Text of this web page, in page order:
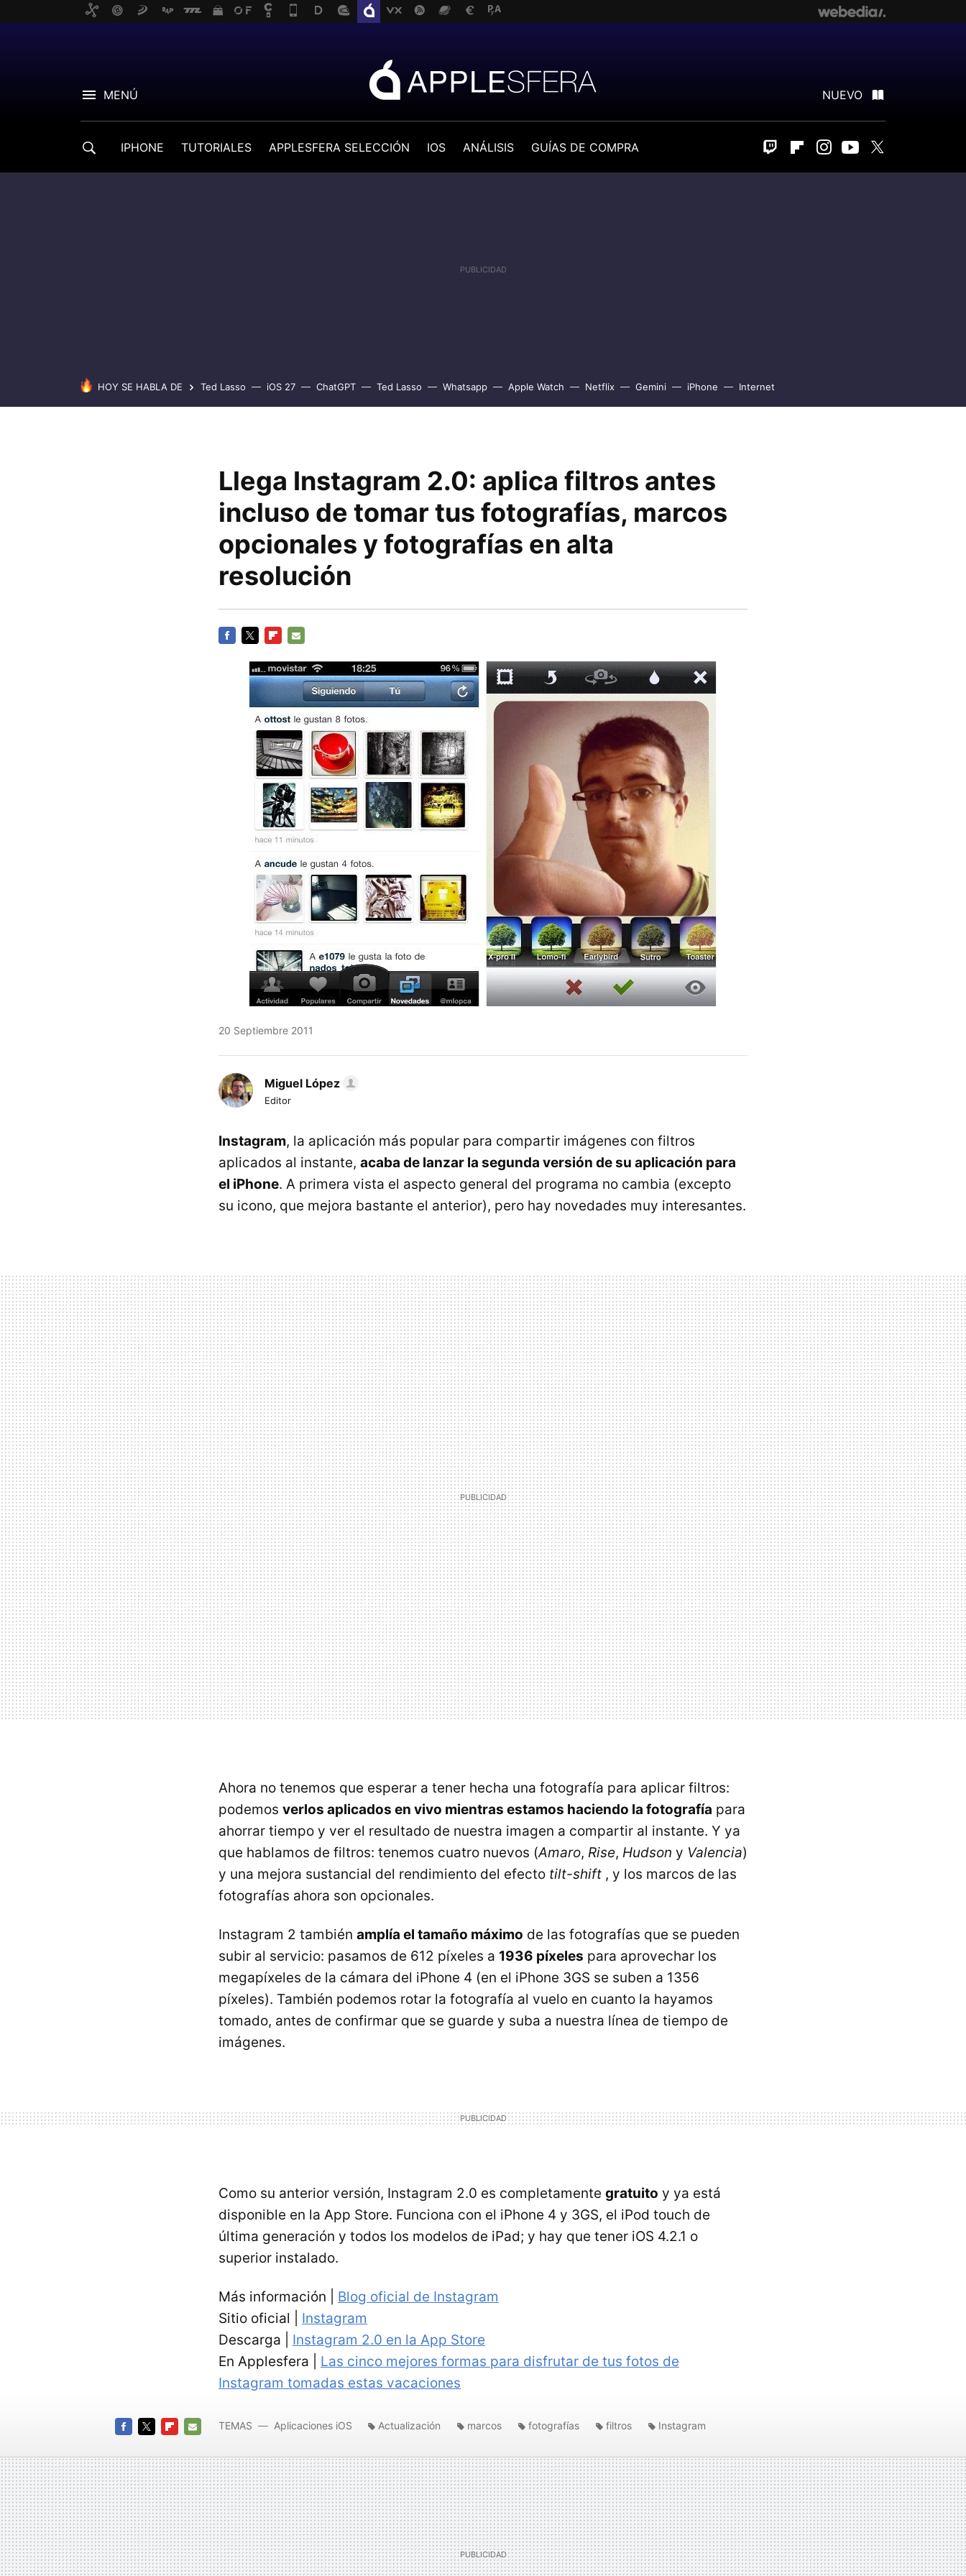
MENÚ NUEVO
IPHONE TUTORIALES APPLESFERA SELECCIÓN IOS ANÁLISIS GUÍAS DE COMPRA Twitch FlipboardInstagram
Youtube
HOY SE HABLA DE Ted Lasso iOS 27 ChatGPT Ted Lasso Whatsapp Apple Watch Netflix Gemini iPhone Internet
Llega Instagram 2.0: aplica filtros antes
incluso de tomar tus fotografías, marcos
opcionales y fotografías en alta
resolución
MAIL
20 Septiembre 2011
Miguel López
Editor
Instagram, la aplicación más popular para compartir imágenes con filtros
aplicados al instante, acaba de lanzar la segunda versión de su aplicación para
el iPhone. A primera vista el aspecto general del programa no cambia (excepto
su icono, que mejora bastante el anterior), pero hay novedades muy interesantes.
Ahora no tenemos que esperar a tener hecha una fotografía para aplicar filtros:
podemos verlos aplicados en vivo mientras estamos haciendo la fotografía para
ahorrar tiempo y ver el resultado de nuestra imagen a compartir al instante. Y ya
que hablamos de filtros: tenemos cuatro nuevos (Amaro, Rise, Hudson y Valencia)
y una mejora sustancial del rendimiento del efecto tilt-shift , y los marcos de las
fotografías ahora son opcionales.
Instagram 2 también amplía el tamaño máximo de las fotografías que se pueden
subir al servicio: pasamos de 612 píxeles a 1936 píxeles para aprovechar los
megapíxeles de la cámara del iPhone 4 (en el iPhone 3GS se suben a 1356
píxeles). También podemos rotar la fotografía al vuelo en cuanto la hayamos
tomado, antes de confirmar que se guarde y suba a nuestra línea de tiempo de
imágenes.
Como su anterior versión, Instagram 2.0 es completamente gratuito y ya está
disponible en la App Store. Funciona con el iPhone 4 y 3GS, el iPod touch de
última generación y todos los modelos de iPad; y hay que tener iOS 4.2.1 o
superior instalado.
Más información | Blog oficial de Instagram
Sitio oficial | Instagram
Descarga | Instagram 2.0 en la App Store
En Applesfera | Las cinco mejores formas para disfrutar de tus fotos de
Instagram tomadas estas vacaciones
MAIL
TEMAS Aplicaciones iOS Actualización marcos fotografías filtros Instagram